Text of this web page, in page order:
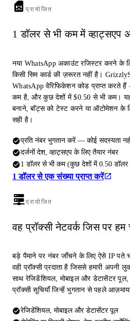
प्रायोजित
1 डॉलर से भी कम में व्हाट्सएप
नया WhatsApp अकाउंट रजिस्टर करने के
किसी सिम कार्ड की ज़रूरत नहीं है।
WhatsApp वेरिफिकेशन कोड प्राप्त करते
कम है, और कुछ देशों में $0.50 से भी कम।
बनाने, बॉट्स को टेस्ट करने या ऑटोमेशन के
सही है।
प्रति नंबर भुगतान करें — कोई सदस्यता
दर्जनों देश, व्हाट्सएप के लिए तैयार नंबर
1 डॉलर से भी कम (कुछ देशों में 0.50
1 डॉलर से एक संख्या प्राप्त करें
प्रायोजित
वह प्रॉक्सी नेटवर्क जिस पर
बड़े पैमाने पर नंबर जाँचने के लिए ऐसे IP पते
वही प्रॉक्सी प्रदाता है जिससे हमारी अपनी
साथ रेजिडेंशियल, मोबाइल और डेटासेंटर
प्रॉक्सी सूचियाँ जिन्हें भुगतान से पहले
रेजिडेंशियल, मोबाइल और डेटासेंटर पूल